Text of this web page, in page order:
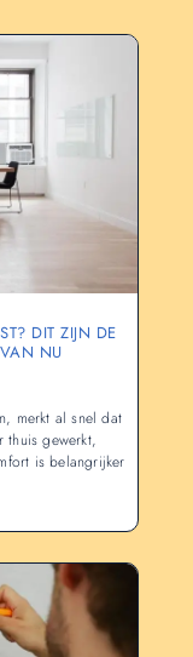
DIT ZIJN DE
VAN NU
merkt al snel dat
thuis gewerkt,
is belangrijker